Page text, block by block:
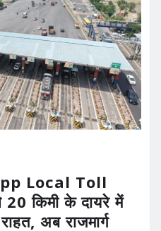
Local Toll
किमी के दायरे में
अब राजमार्ग